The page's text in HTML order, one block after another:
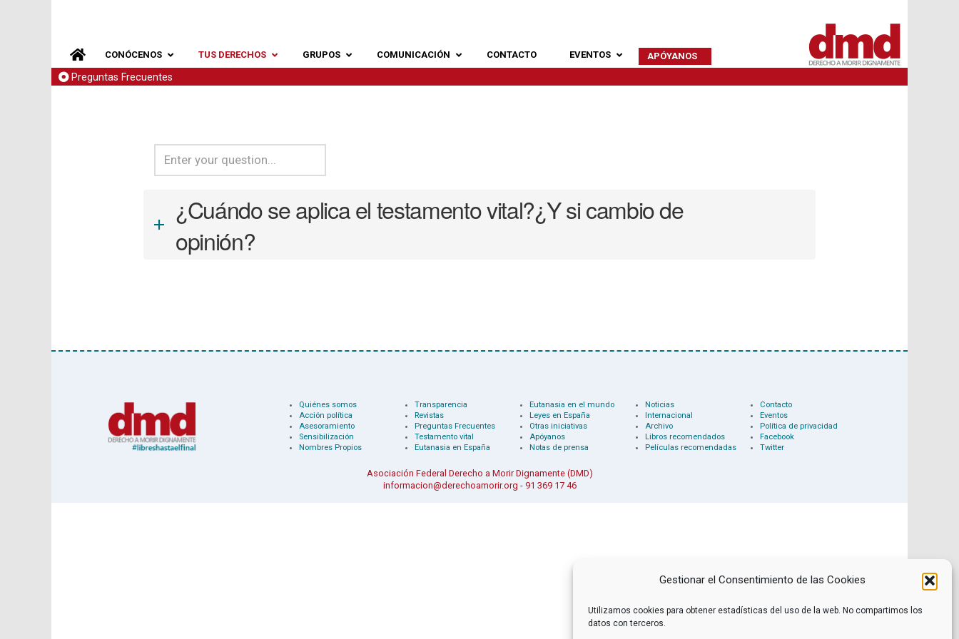
Gestionar el Consentimiento de las Cookies
Utilizamos cookies para obtener estadísticas del uso de la web. No compartimos los
datos con terceros.
CONÓCENOS TUS DERECHOS GRUPOS COMUNICACIÓN CONTACTO EVENTOS APÓYANOS
Preguntas Frecuentes
a
¿Cuándo se aplica el testamento vital?¿Y si cambio de
opinión?
Quiénes somos
Acción política
Asesoramiento
Sensibilización
Nombres Propios
Transparencia
Revistas
Preguntas Frecuentes
Testamento vital
Eutanasia en España
Eutanasia en el mundo
Leyes en España
Otras iniciativas
Apóyanos
Notas de prensa
Noticias
Internacional
Archivo
Libros recomendados
Películas recomendadas
Contacto
Eventos
Política de privacidad
Facebook
Twitter
Asociación Federal Derecho a Morir Dignamente (DMD)
informacion@derechoamorir.org - 91 369 17 46